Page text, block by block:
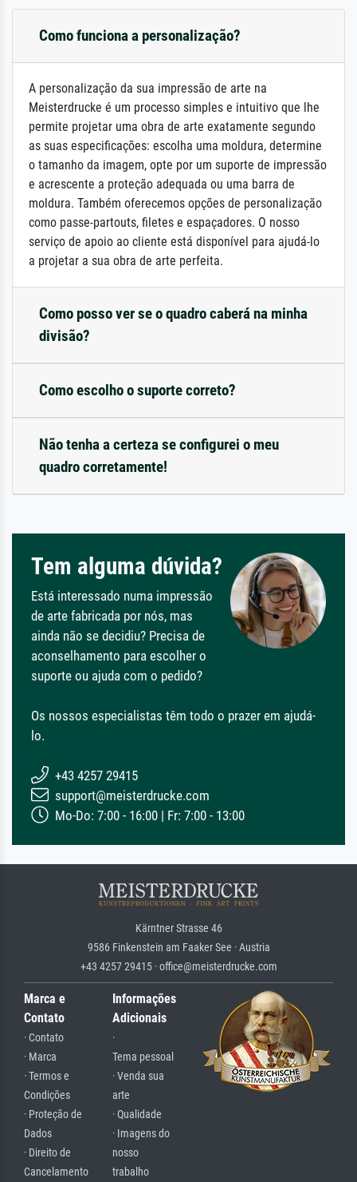
Como funciona a personalização?
A personalização da sua impressão de arte na
Meisterdrucke é um processo simples e intuitivo que lhe
permite projetar uma obra de arte exatamente segundo
as suas especificações: escolha uma moldura, determine
o tamanho da imagem, opte por um suporte de impressão
e acrescente a proteção adequada ou uma barra de
moldura. Também oferecemos opções de personalização
como passe-partouts, filetes e espaçadores. O nosso
serviço de apoio ao cliente está disponível para ajudá-lo
a projetar a sua obra de arte perfeita.
Como posso ver se o quadro caberá na minha
divisão?
Como escolho o suporte correto?
Não tenha a certeza se configurei o meu
quadro corretamente!
Tem alguma dúvida?
Está interessado numa impressão
de arte fabricada por nós, mas
ainda não se decidiu? Precisa de
aconselhamento para escolher o
suporte ou ajuda com o pedido?
Os nossos especialistas têm todo o prazer em ajudá-
lo.
+43 4257 29415
support@meisterdrucke.com
Mo-Do: 7:00 - 16:00 | Fr: 7:00 - 13:00
Kärntner Strasse 46
9586 Finkenstein am Faaker See · Austria
+43 4257 29415 · office@meisterdrucke.com
Marca e
Contato
· Contato
· Marca
· Termos e
Condições
· Proteção de
Dados
· Direito de
Cancelamento
Informações
Adicionais
·
Tema pessoal
· Venda sua
arte
· Qualidade
· Imagens do
nosso
trabalho